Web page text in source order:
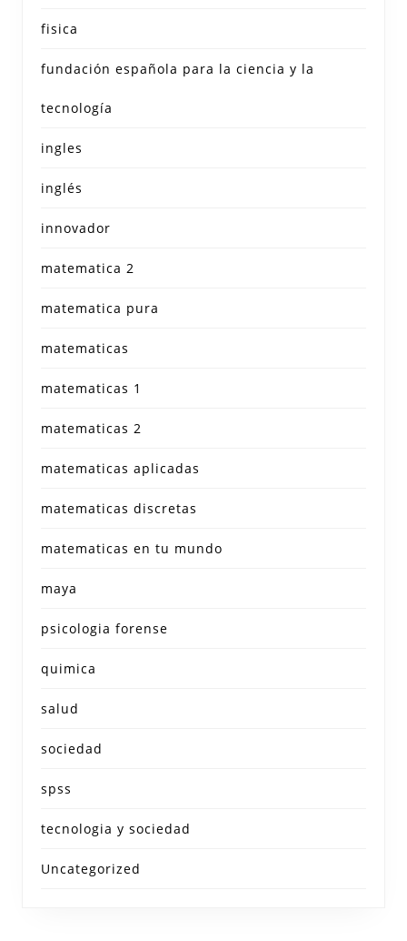
fisica
fundación española para la ciencia y la
tecnología
ingles
inglés
innovador
matematica 2
matematica pura
matematicas
matematicas 1
matematicas 2
matematicas aplicadas
matematicas discretas
matematicas en tu mundo
maya
psicologia forense
quimica
salud
sociedad
spss
tecnologia y sociedad
Uncategorized